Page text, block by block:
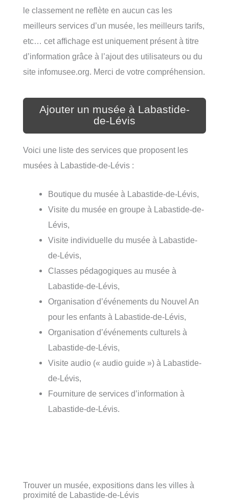
le classement ne reflète en aucun cas les
meilleurs services d’un musée, les meilleurs tarifs,
etc… cet affichage est uniquement présent à titre
d’information grâce à l’ajout des utilisateurs ou du
site infomusee.org. Merci de votre compréhension.
Ajouter un musée à Labastide-
de-Lévis
Voici une liste des services que proposent les
musées à Labastide-de-Lévis :
Boutique du musée à Labastide-de-Lévis,
Visite du musée en groupe à Labastide-de-
Lévis,
Visite individuelle du musée à Labastide-
de-Lévis,
Classes pédagogiques au musée à
Labastide-de-Lévis,
Organisation d’événements du Nouvel An
pour les enfants à Labastide-de-Lévis,
Organisation d’événements culturels à
Labastide-de-Lévis,
Visite audio (« audio guide ») à Labastide-
de-Lévis,
Fourniture de services d’information à
Labastide-de-Lévis.
Trouver un musée, expositions dans les villes à
proximité de Labastide-de-Lévis